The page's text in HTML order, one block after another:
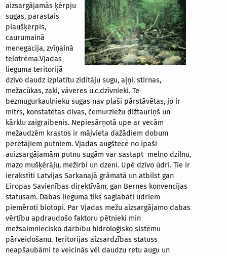
aizsargājamās ķērpju
sugas, parastais
plaušķērpis,
caurumainā
menegacija, zvīņainā
telotrēma.Vjadas
lieguma teritorijā
dzīvo daudz izplatītu zīdītāju sugu, aļņi, stirnas,
mežacūkas, zaķi, vāveres u.c.dzīvnieki. Te
bezmugurkaulnieku sugas nav plaši pārstāvētas, jo ir
mitrs, konstatētas divas, čemurziežu dižtauriņš un
kārklu zaigraibenis. Nepiesārņotā upe ar vecām
mežaudzēm krastos ir mājvieta dažādiem dobum
perētājiem putniem. Vjadas augštecē no īpaši
auizsargājamām putnu sugām var sastapt melno dzilnu,
mazo mušķērāju, mežirbi un dzeni. Upē dzīvo ūdri. Tie ir
ierakstīti Latvijas Sarkanajā grāmatā un atbilst gan
Eiropas Savienības direktīvām, gan Bernes konvencijas
statusam. Dabas liegumā tiks saglabāti ūdriem
piemēroti biotopi. Par Vjadas mežu aizsargājamo dabas
vērtību apdraudošo faktoru pētnieki min
mežsaimniecisko darbību hidroloģisko sistēmu
pārveidošanu. Teritorijas aizsardzības statuss
neapšaubāmi te veicinās vēl daudzu retu augu un